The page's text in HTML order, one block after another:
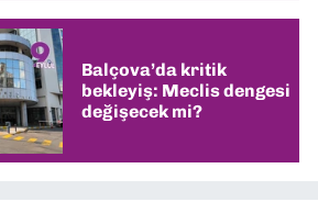
Balçova’da kritik
bekleyiş: Meclis dengesi
değişecek mi?